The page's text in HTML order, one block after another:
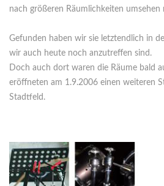
nach größeren Räumlichkeiten umsehen
Gefunden haben wir sie letztendlich in
wir auch heute noch anzutreffen sind.
Doch auch dort waren die Räume bald
eröffneten am 1.9.2006 einen weiteren
Stadtfeld.